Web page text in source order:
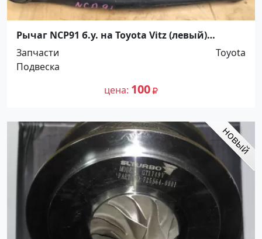
Рычаг NCP91 б.у. на Toyota Vitz (левый)
Краснодар
Запчасти
Toyota
Подвеска
цена 100